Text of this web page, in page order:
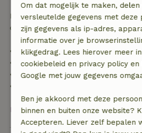
Daarna krijg je een deel van de
de borg terugbetaald:
• tot 42 dagen voor aankomst: 70%
• 42–28 dagen voor aankomst:
• 28 dagen tot de aankomstdag:
• op de aankomstdag of later: geen
Bekijk alles
Om dat mogelijk te maken, delen
versleutelde gegevens met deze
zijn gegevens als ip-adres,
informatie over je
klikgedrag. Lees hierover meer
cookiebeleid en privacy policy en
Google met jouw gegevens
Ben je akkoord met deze
binnen en buiten onze website?
Accepteren. Liever zelf bepalen